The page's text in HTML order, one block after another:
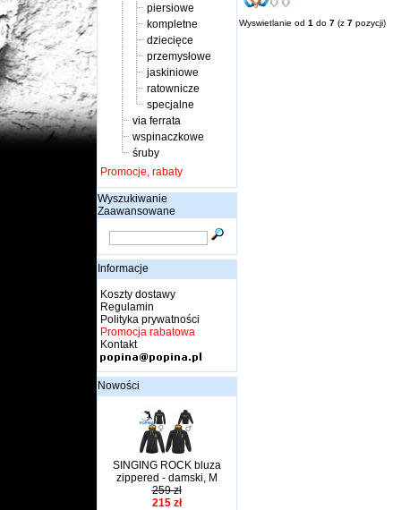
piersiowe
kompletne
dziecięce
przemysłowe
jaskiniowe
ratownicze
specjalne
via ferrata
wspinaczkowe
śruby
Promocje, rabaty
Wyszukiwanie
Zaawansowane
Informacje
Koszty dostawy
Regulamin
Polityka prywatności
Promocja rabatowa
Kontakt
Nowości
SINGING ROCK bluza
zippered - damski, M
259 zł
215 zł
Wyswietlanie od 1 do 7(z 7pozycji)